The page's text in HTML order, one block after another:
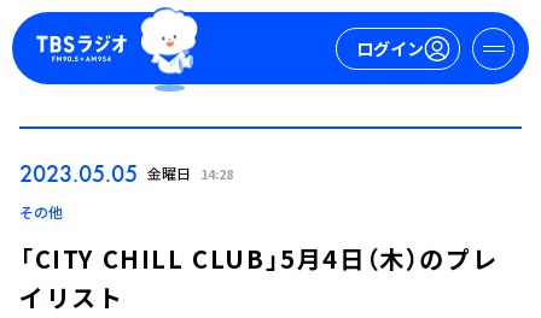
ログイン
2023.05.05 金曜日 14:28
その他
「CITY CHILL CLUB」5月4日（木）のプレ
イリスト